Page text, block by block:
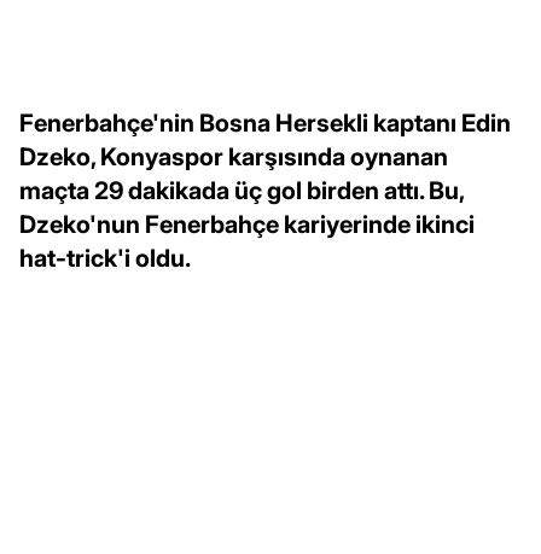
Fenerbahçe'nin Bosna Hersekli kaptanı Edin
Dzeko, Konyaspor karşısında oynanan
maçta 29 dakikada üç gol birden attı. Bu,
Dzeko'nun Fenerbahçe kariyerinde ikinci
hat-trick'i oldu.